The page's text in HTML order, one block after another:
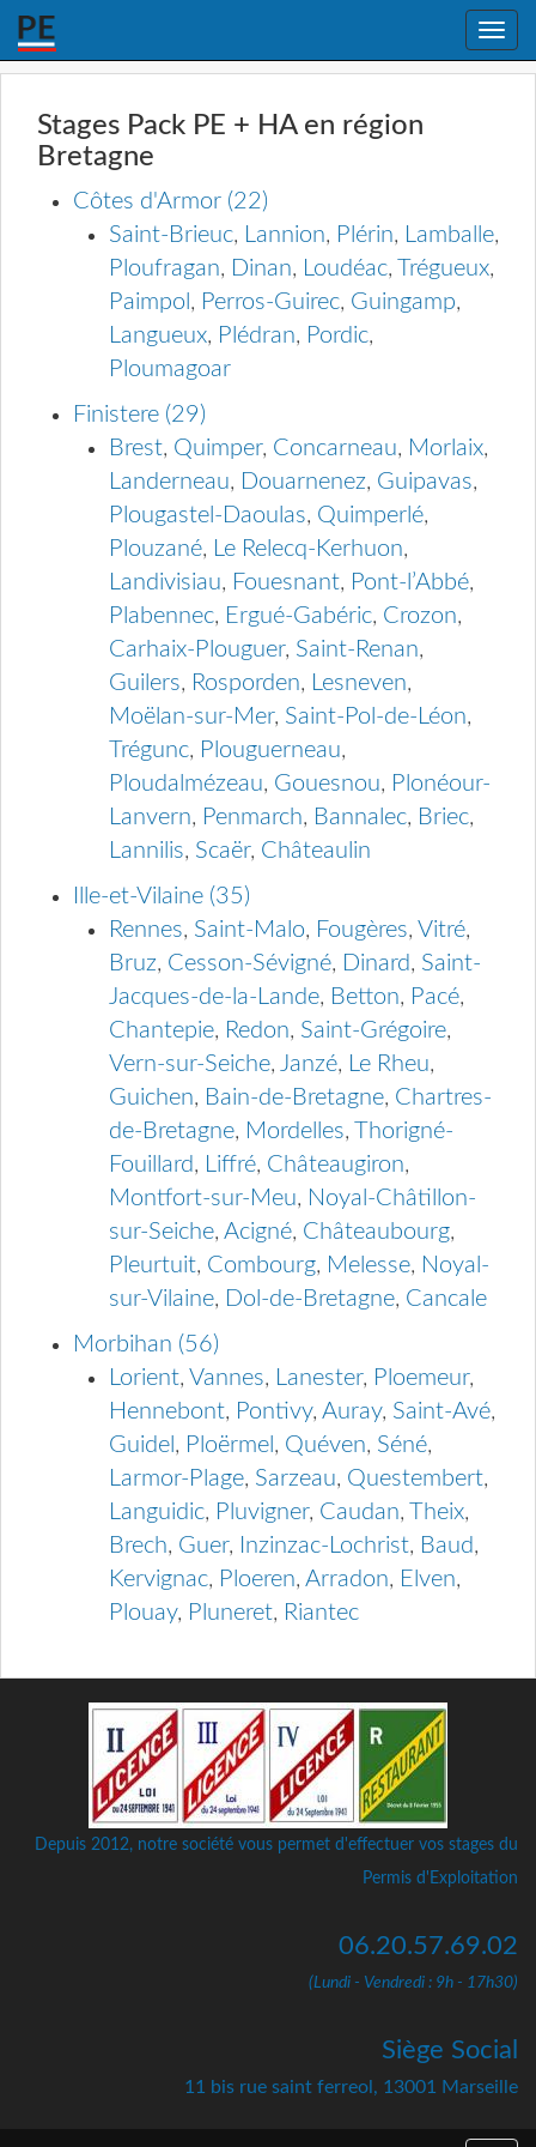
Toggle
Stages Pack PE + HA en région
Bretagne
Côtes d'Armor (22)
Saint-Brieuc, Lannion, Plérin, Lamballe,
Ploufragan, Dinan, Loudéac, Trégueux,
Paimpol , Perros-Guirec, Guingamp,
Langueux, Plédran, Pordic,
Ploumagoar
Finistere (29)
Brest, Quimper, Concarneau, Morlaix,
Landerneau, Douarnenez, Guipavas,
Plougastel-Daoulas, Quimperlé,
Plouzané, Le Relecq-Kerhuon,
Landivisiau, Fouesnant, Pont-l’Abbé,
Plabennec, Ergué-Gabéric, Crozon,
Carhaix-Plouguer, Saint-Renan,
Guilers, Rosporden, Lesneven,
Moëlan-sur-Mer, Saint-Pol-de-Léon,
Trégunc, Plouguerneau,
Ploudalmézeau, Gouesnou, Plonéour-
Lanvern, Penmarch, Bannalec, Briec,
Lannilis, Scaër, Châteaulin
Ille-et-Vilaine (35)
Rennes, Saint-Malo, Fougères, Vitré,
Bruz, Cesson-Sévigné, Dinard, Saint-
Jacques-de-la-Lande, Betton, Pacé,
Chantepie, Redon, Saint-Grégoire,
Vern-sur-Seiche, Janzé, Le Rheu,
Guichen, Bain-de-Bretagne, Chartres-
de-Bretagne, Mordelles,
Thorigné-
Fouillard, Liffré, Châteaugiron,
Montfort-sur-Meu, Noyal-Châtillon-
sur-Seiche, Acigné, Châteaubourg,
Pleurtuit, Combourg, Melesse, Noyal-
sur-Vilaine, Dol-de-Bretagne, Cancale
Morbihan (56)
Lorient, Vannes, Lanester, Ploemeur,
Hennebont, Pontivy, Auray, Saint-Avé,
Guidel , Ploërmel , Quéven, Séné,
Larmor-Plage, Sarzeau, Questembert,
Languidic, Pluvigner, Caudan, Theix,
Brech, Guer, Inzinzac-Lochrist, Baud,
Kervignac, Ploeren, Arradon, Elven,
Plouay, Pluneret, Riantec
Depuis 2012, notre société vous permet d'effectuer vos stages du
Permis d'Exploitation
06.20.57.69.02
(Lundi - Vendredi : 9h - 17h30)
Siège Social
11 bis rue saint ferreol, 13001 Marseille